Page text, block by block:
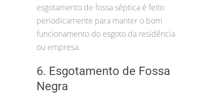
esgotamento de fossa séptica é feito
periodicamente para manter o bom
funcionamento do esgoto da residência
ou empresa.
6. Esgotamento de Fossa
Negra